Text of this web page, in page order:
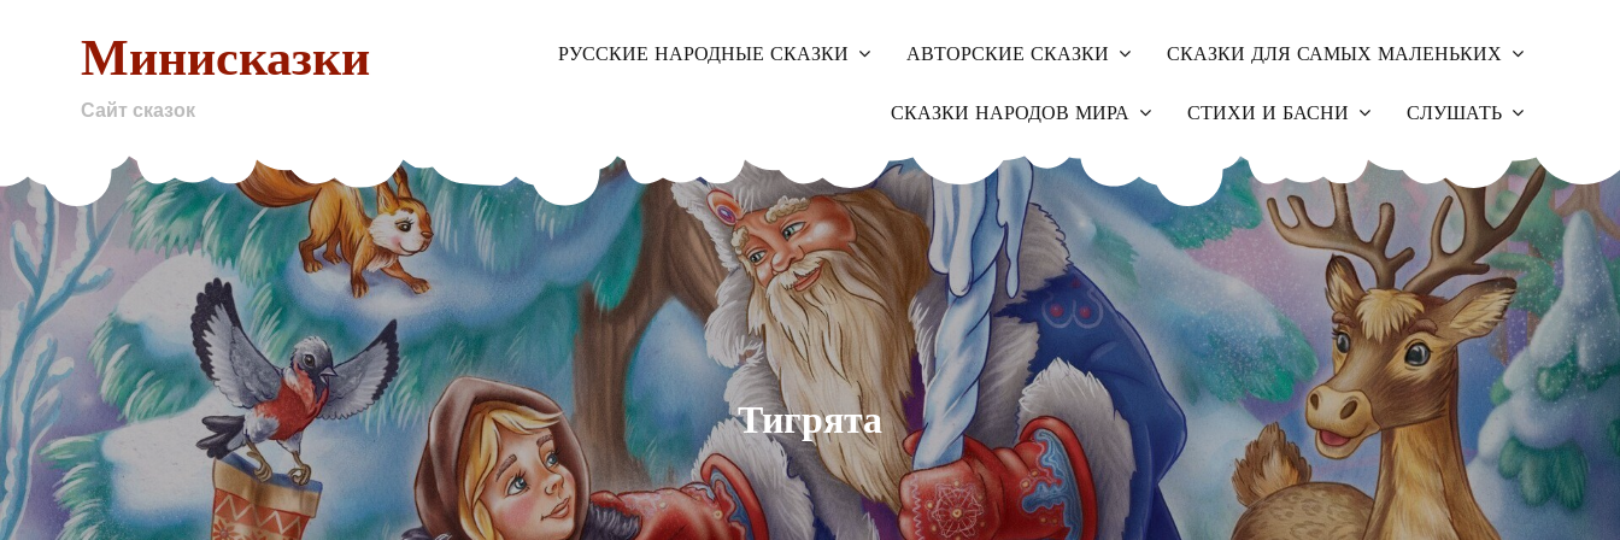
Минисказки
Сайт сказок
РУССКИЕ НАРОДНЫЕ СКАЗКИ АВТОРСКИЕ СКАЗКИ СКАЗКИ ДЛЯ САМЫХ МАЛЕНЬКИХ
СКАЗКИ НАРОДОВ МИРА СТИХИ И БАСНИ СЛУШАТЬ
Тигрята